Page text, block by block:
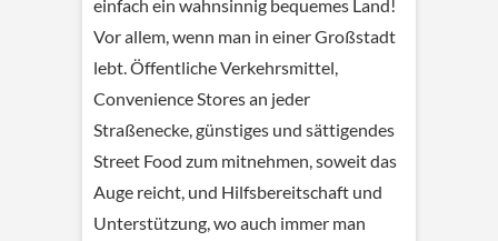
einfach ein wahnsinnig bequemes Land!
Vor allem, wenn man in einer Großstadt
lebt. Öffentliche Verkehrsmittel,
Convenience Stores an jeder
Straßenecke, günstiges und sättigendes
Street Food zum mitnehmen, soweit das
Auge reicht, und Hilfsbereitschaft und
Unterstützung, wo auch immer man